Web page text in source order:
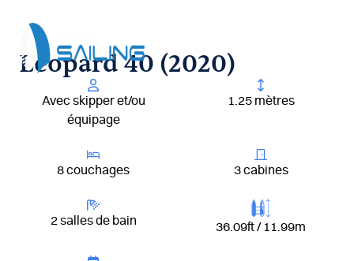
contenu
Leopard 40 (2020)
Avec skipper et/ou
équipage
1.25 mètres
8 couchages 3 cabines
2 salles de bain 36.09ft / 11.99m